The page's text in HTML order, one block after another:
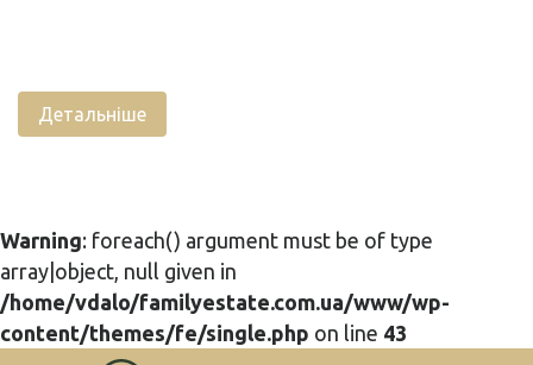
Детальніше
Warning: foreach() argument must be of type
array|object, null given in
/home/vdalo/familyestate.com.ua/www/wp-
content/themes/fe/single.php on line 43